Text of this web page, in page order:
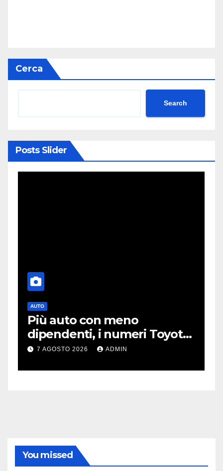
Cerca
Search
Posts Slider
AUTO
Più auto con meno
dipendenti, i numeri Toyota
che “scuotono” Volkswagen
7 AGOSTO 2026 ADMIN
You missed